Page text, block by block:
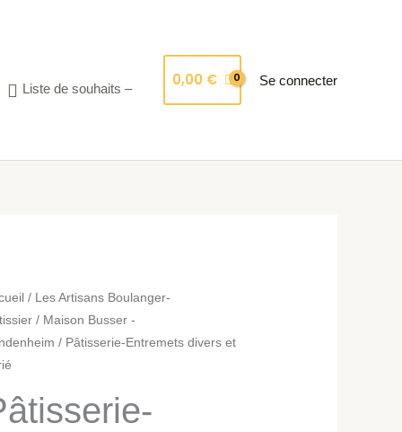
Liste de souhaits – 0,00 € Se connecter
/ Les Artisans Boulanger-
/ Maison Busser -
/ Pâtisserie-Entremets divers et